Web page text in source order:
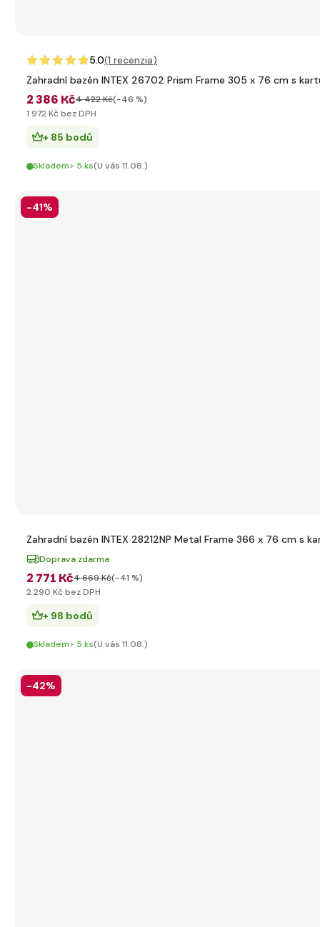
5.0(1 recenzia)
Zahradní bazén INTEX 26702 Prism Frame 305 x 76 cm s
2 386 Kč4 422 Kč(-46 %)
1 972 Kč bez DPH
+ 85 bodů
Skladem> 5 ks(U vás 11.08.)
-41%
Zahradní bazén INTEX 28212NP Metal Frame 366 x 76 cm s
Doprava zdarma
2 771 Kč4 669 Kč(-41 %)
2 290 Kč bez DPH
+ 98 bodů
Skladem> 5 ks(U vás 11.08.)
-42%